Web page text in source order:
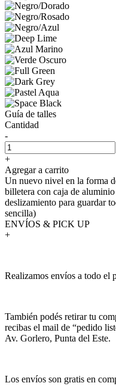
Guía de talles
Cantidad
-
+
Agregar a carrito
Un nuevo nivel en la forma
billetera con caja de
deslizamiento para guardar
sencilla)
ENVÍOS & PICK UP
+
Realizamos envíos a todo el
También podés retirar tu
recibas el mail de “pedido
Av. Gorlero, Punta del Este.
Los envíos son gratis en